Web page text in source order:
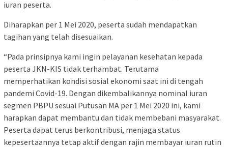
iuran peserta.
Diharapkan per 1 Mei 2020, peserta sudah mendapatkan
tagihan yang telah disesuaikan.
“Pada prinsipnya kami ingin pelayanan kesehatan kepada
peserta JKN-KIS tidak terhambat. Terutama
memperhatikan kondisi sosial ekonomi saat ini di tengah
pandemi Covid-19. Dengan dikembalikannya nominal iuran
segmen PBPU sesuai Putusan MA per 1 Mei 2020 ini, kami
harapkan dapat membantu dan tidak membebani masyarakat.
Peserta dapat terus berkontribusi, menjaga status
kepesertaannya tetap aktif dengan rajin membayar iuran rutin